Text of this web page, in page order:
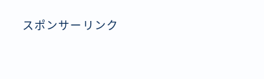
スポンサーリンク